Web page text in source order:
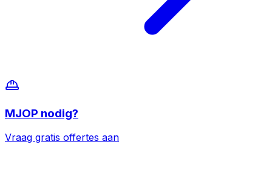
MJOP nodig?
Vraag gratis offertes aan